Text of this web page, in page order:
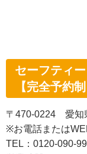
セーフティ
【完全予約制
〒470-0224 愛知
※お電話または
TEL：0120-090-